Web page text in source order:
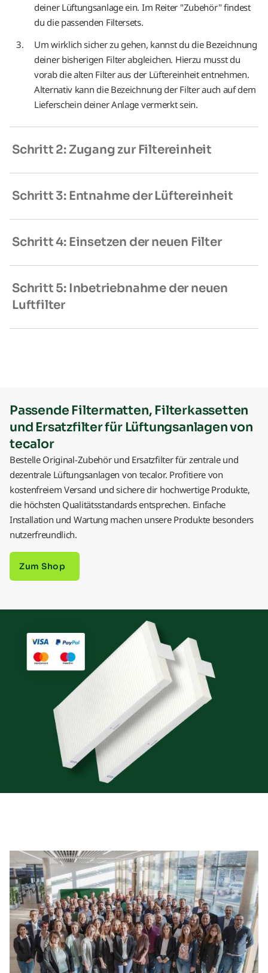
deiner Lüftungsanlage ein. Im Reiter "Zubehör" findest
du die passenden Filtersets.
Um wirklich sicher zu gehen, kannst du die Bezeichnung
deiner bisherigen Filter abgleichen. Hierzu musst du
vorab die alten Filter aus der Lüftereinheit entnehmen.
Alternativ kann die Bezeichnung der Filter auch auf dem
Lieferschein deiner Anlage vermerkt sein.
Schritt 2: Zugang zur Filtereinheit
Schritt 3: Entnahme der Lüftereinheit
Schritt 4: Einsetzen der neuen Filter
Schritt 5: Inbetriebnahme der neuen
Luftfilter
Passende Filtermatten, Filterkassetten
und Ersatzfilter für Lüftungsanlagen von
tecalor
Bestelle Original-Zubehör und Ersatzfilter für zentrale und
dezentrale Lüftungsanlagen von tecalor. Profitiere von
kostenfreiem Versand und sichere dir hochwertige Produkte,
die höchsten Qualitätsstandards entsprechen. Einfache
Installation und Wartung machen unsere Produkte besonders
nutzerfreundlich.
Zum Shop